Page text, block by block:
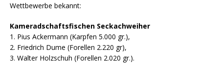
Wettbewerbe bekannt:
Kameradschaftsfischen Seckachweiher
1. Pius Ackermann (Karpfen 5.000 gr.),
2. Friedrich Dume (Forellen 2.220 gr),
3. Walter Holzschuh (Forellen 2.020 gr.).